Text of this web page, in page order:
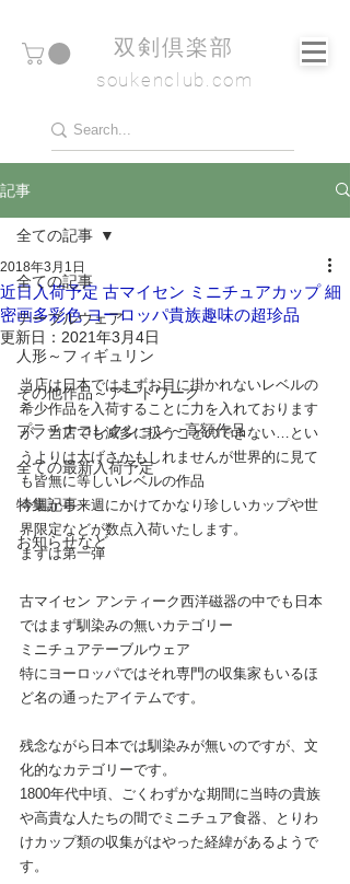
​双剣倶楽部
soukenclub.com
記事
全ての記事
テーブルウェア
人形～フィギュリン
その他作品～アートワーク
プラチナコレクション～高額作品
全ての最新入荷予定
特集記事
お知らせなど
全ての記事
近日入荷予定 古マイセン ミニチュアカップ 細
密画多彩色 ヨーロッパ貴族趣味の超珍品
2018年3月1日
更新日： 2021年3月4日
当店は日本ではまずお目に掛かれないレベルの
希少作品を入荷することに力を入れております
が、当店でも滅多に扱うことのできない…とい
うよりは大げさかもしれませんが世界的に見て
も皆無に等しいレベルの作品
今週から来週にかけてかなり珍しいカップや世
界限定などが数点入荷いたします。
まずは第一弾
古マイセン アンティーク西洋磁器の中でも日本
ではまず馴染みの無いカテゴリー
ミニチュアテーブルウェア
特にヨーロッパではそれ専門の収集家もいるほ
ど名の通ったアイテムです。
残念ながら日本では馴染みが無いのですが、文
化的なカテゴリーです。
1800年代中頃、ごくわずかな期間に当時の貴族
や高貴な人たちの間でミニチュア食器、とりわ
けカップ類の収集がはやった経緯があるようで
す。